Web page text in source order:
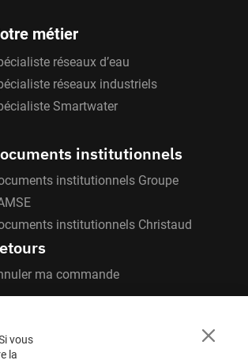
métier
réseaux d’eau
réseaux industriels
Smartwater
institutionnels
institutionnels Groupe
institutionnels Christaud
ma commande
Close
vous
la